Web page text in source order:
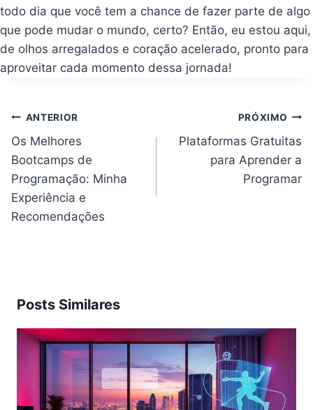
todo dia que você tem a chance de fazer parte de algo
que pode mudar o mundo, certo? Então, eu estou aqui,
de olhos arregalados e coração acelerado, pronto para
aproveitar cada momento dessa jornada!
Navegação
Post
ANTERIOR
Os Melhores
Bootcamps de
Programação: Minha
Experiência e
Recomendações
PRÓXIMO
Plataformas Gratuitas
para Aprender a
Programar
Posts Similares